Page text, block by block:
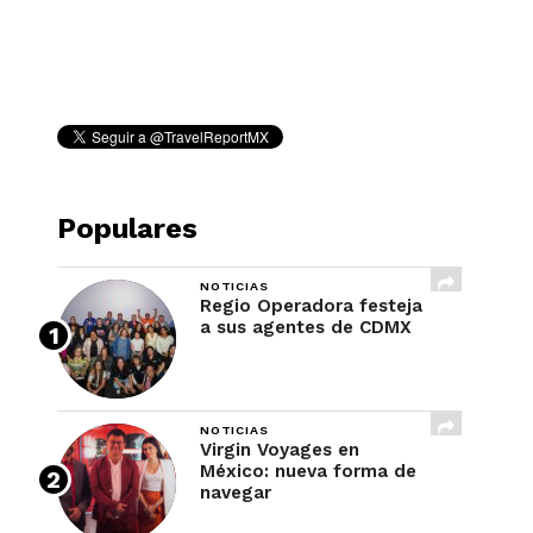
Populares
NOTICIAS
Regio Operadora festeja
a sus agentes de CDMX
NOTICIAS
Virgin Voyages en
México: nueva forma de
navegar